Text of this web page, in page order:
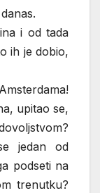
i od tada
ih je dobio,
upitao se,
jedan od
podseti na
trenutku?